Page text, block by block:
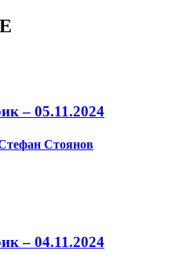
– 05.11.2024
Стоянов
– 04.11.2024